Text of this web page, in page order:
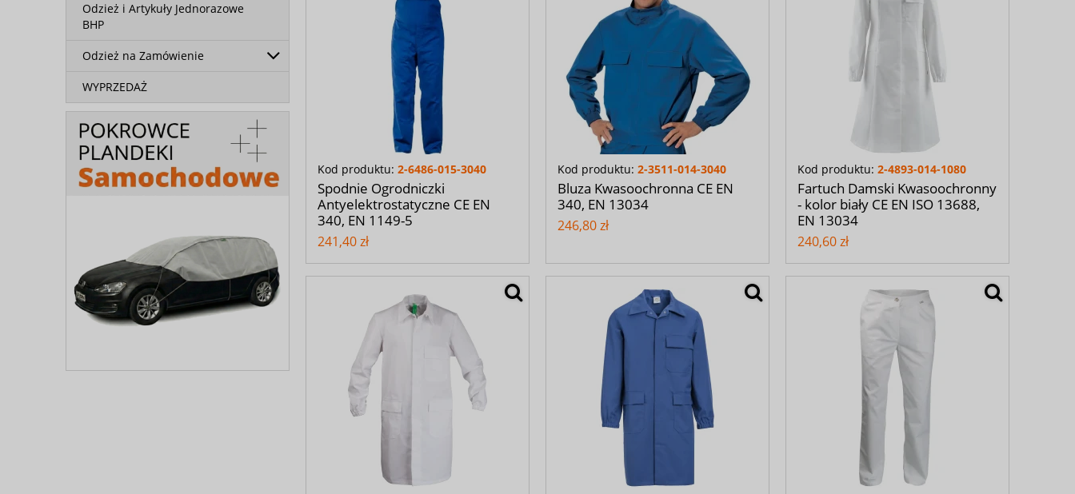
Odzież i Artykuły Jednorazowe
BHP
Odzież na Zamówienie
WYPRZEDAŻ
Kod produktu: 2-6486-015-3040
Spodnie Ogrodniczki
Antyelektrostatyczne CE EN
340, EN 1149-5
241,40 zł
Kod produktu: 2-3511-014-3040
Bluza Kwasoochronna CE EN
340, EN 13034
246,80 zł
Kod produktu: 2-4893-014-1080
Fartuch Damski Kwasoochronny
- kolor biały CE EN ISO 13688,
EN 13034
240,60 zł